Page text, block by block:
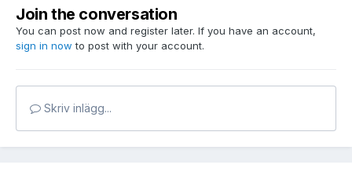
Join the conversation
You can post now and register later. If you have an account,
sign in now to post with your account.
Skriv inlägg...